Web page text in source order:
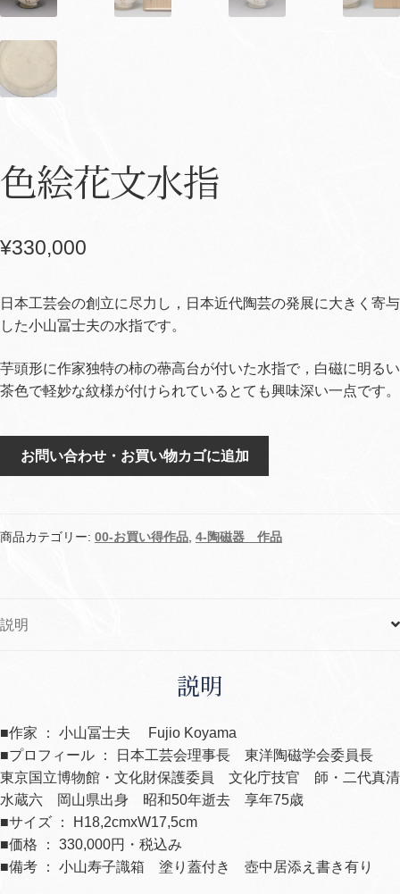
色絵花文水指
¥330,000
日本工芸会の創立に尽力し，日本近代陶芸の発展に大きく寄与
した小山冨士夫の水指です。
芋頭形に作家独特の柿の蔕高台が付いた水指で，白磁に明るい
茶色で軽妙な紋様が付けられているとても興味深い一点です。
水
お問い合わせ・お買い物カゴに追加
商品カテゴリー: 00-お買い得作品 4-陶磁器 作品
説明
説明
■作家 ： 小山冨士夫 Fujio Koyama
■プロフィール ： 日本工芸会理事長 東洋陶磁学会委員長
東京国立博物館・文化財保護委員 文化庁技官 師・二代真清
水蔵六 岡山県出身 昭和50年逝去 享年75歳
■サイズ ： H18,2cmxW17,5cm
■価格 ： 330,000円・税込み
■備考 ： 小山寿子識箱 塗り蓋付き 壺中居添え書き有り